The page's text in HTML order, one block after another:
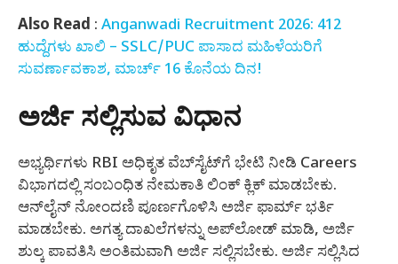
Also Read : Anganwadi Recruitment 2026: 412
ಹುದ್ದೆಗಳು ಖಾಲಿ – SSLC/PUC ಪಾಸಾದ ಮಹಿಳೆಯರಿಗೆ
ಸುವರ್ಣಾವಕಾಶ, ಮಾರ್ಚ್ 16 ಕೊನೆಯ ದಿನ!
ಅರ್ಜಿ ಸಲ್ಲಿಸುವ ವಿಧಾನ
ಅಭ್ಯರ್ಥಿಗಳು RBI ಅಧಿಕೃತ ವೆಬ್‌ಸೈಟ್‌ಗೆ ಭೇಟಿ ನೀಡಿ Careers
ವಿಭಾಗದಲ್ಲಿ ಸಂಬಂಧಿತ ನೇಮಕಾತಿ ಲಿಂಕ್ ಕ್ಲಿಕ್ ಮಾಡಬೇಕು.
ಆನ್‌ಲೈನ್ ನೋಂದಣಿ ಪೂರ್ಣಗೊಳಿಸಿ ಅರ್ಜಿ ಫಾರ್ಮ್ ಭರ್ತಿ
ಮಾಡಬೇಕು. ಅಗತ್ಯ ದಾಖಲೆಗಳನ್ನು ಅಪ್‌ಲೋಡ್ ಮಾಡಿ, ಅರ್ಜಿ
ಶುಲ್ಕ ಪಾವತಿಸಿ ಅಂತಿಮವಾಗಿ ಅರ್ಜಿ ಸಲ್ಲಿಸಬೇಕು. ಅರ್ಜಿ ಸಲ್ಲಿಸಿದ